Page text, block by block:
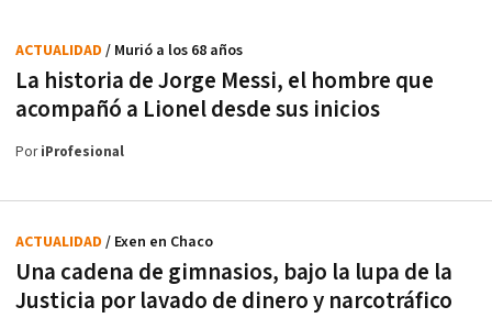
La historia de Jorge Messi, el hombre que
acompañó a Lionel desde sus inicios
ACTUALIDAD / Murió a los 68 años
PoriProfesional
Una cadena de gimnasios, bajo la lupa de la
Justicia por lavado de dinero y narcotráfico
ACTUALIDAD / Exen en Chaco